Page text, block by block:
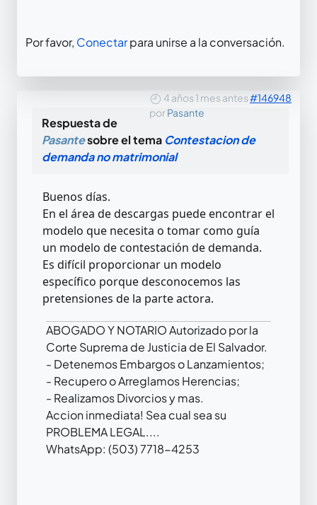
Por favor, Conectarpara unirse a la conversación.
4 años 1 mes antes#146948
porPasante
Respuesta de
Pasantesobre el tema Contestacion de
demanda no matrimonial
Buenos días.
En el área de descargas puede encontrar el
modelo que necesita o tomar como guía
un modelo de contestación de demanda.
Es difícil proporcionar un modelo
específico porque desconocemos las
pretensiones de la parte actora.
ABOGADO Y NOTARIO Autorizado por la
Corte Suprema de Justicia de El Salvador.
- Detenemos Embargos o Lanzamientos;
- Recupero o Arreglamos Herencias;
- Realizamos Divorcios y mas.
Accion inmediata! Sea cual sea su
PROBLEMA LEGAL....
WhatsApp: (503) 7718-4253